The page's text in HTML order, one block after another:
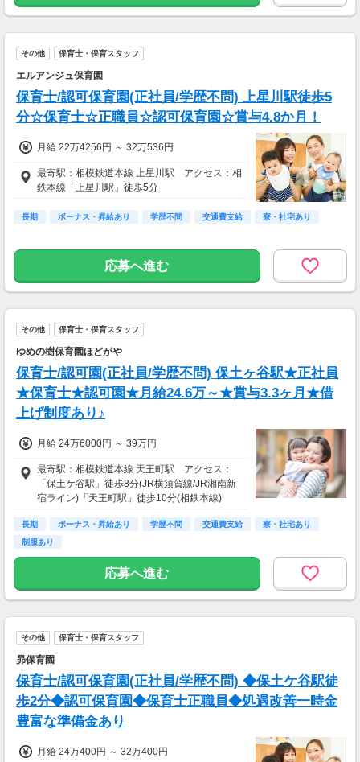
その他 保育士・保育スタッフ
エルアンジュ保育園
保育士/認可保育園(正社員/学歴不問) 上星川駅徒歩5
分☆保育士☆正職員☆認可保育園☆賞与4.8か月！
月給 22万4256円 ～ 32万536円
最寄駅：相模鉄道本線 上星川駅 アクセス：相
鉄本線「上星川駅」徒歩5分
長期 ボーナス・昇給あり 学歴不問 交通費支給 寮・社宅あり
応募へ進む
その他 保育士・保育スタッフ
ゆめの樹保育園ほどがや
保育士/認可園(正社員/学歴不問) 保土ヶ谷駅★正社員
★保育士★認可園★月給24.6万～★賞与3.3ヶ月★借
上げ制度あり♪
月給 24万6000円 ～ 39万円
最寄駅：相模鉄道本線 天王町駅 アクセス：
「保土ケ谷駅」徒歩8分(JR横須賀線/JR湘南新
宿ライン)「天王町駅」徒歩10分(相鉄本線)
長期 ボーナス・昇給あり 学歴不問 交通費支給
寮・社宅あり
制服あり
応募へ進む
その他 保育士・保育スタッフ
昴保育園
保育士/認可保育園(正社員/学歴不問) ◆保土ケ谷駅徒
歩2分◆認可保育園◆保育士正職員◆処遇改善一時金
豊富な準備金あり
月給 24万400円 ～ 32万400円